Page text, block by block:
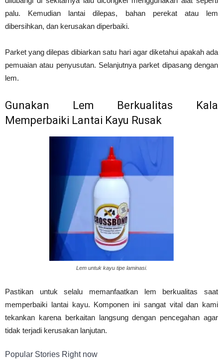
palu. Kemudian lantai dilepas, bahan perekat atau lem
dibersihkan, dan kerusakan diperbaiki.
Parket yang dilepas dibiarkan satu hari agar diketahui apakah ada
pemuaian atau penyusutan. Selanjutnya parket dipasang dengan
lem.
Gunakan Lem Berkualitas Kala
Memperbaiki Lantai Kayu Rusak
Lem untuk kayu tipe laminasi.
Pastikan untuk selalu memanfaatkan lem berkualitas saat
memperbaiki lantai kayu. Komponen ini sangat vital dan kami
tekankan karena berkaitan langsung dengan pencegahan agar
tidak terjadi kerusakan lanjutan.
Popular Stories Right now